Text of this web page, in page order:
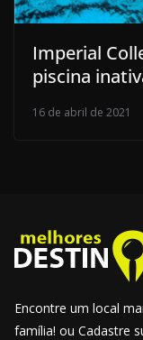
Imperial
piscina
16 de abril de 2021
Encontre um local
família! ou Cadastre